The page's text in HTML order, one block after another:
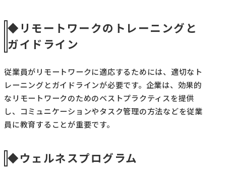
◆リモートワークのトレーニングと
ガイドライン
従業員がリモートワークに適応するためには、適切なト
レーニングとガイドラインが必要です。企業は、効果的
なリモートワークのためのベストプラクティスを提供
し、コミュニケーションやタスク管理の方法などを従業
員に教育することが重要です。
◆ウェルネスプログラム